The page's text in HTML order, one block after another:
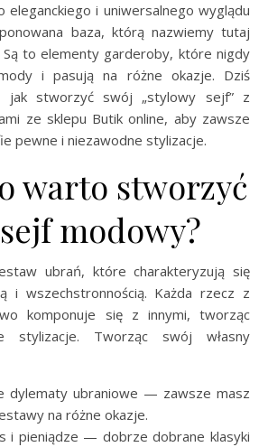
eleganckiego i uniwersalnego wyglądu
baza, którą nazwiemy tutaj
to elementy garderoby, które nigdy
i pasują na różne okazje. Dziś
jak stworzyć swój „stylowy sejf” z
ze sklepu Butik online, aby zawsze
pewne i niezawodne stylizacje.
warto stworzyć
modowy?
ubrań, które charakteryzują się
i wszechstronnością. Każda rzecz z
komponuje się z innymi, tworząc
stylizacje. Tworząc swój własny
dylematy ubraniowe — zawsze masz
na różne okazje.
i pieniądze — dobrze dobrane klasyki